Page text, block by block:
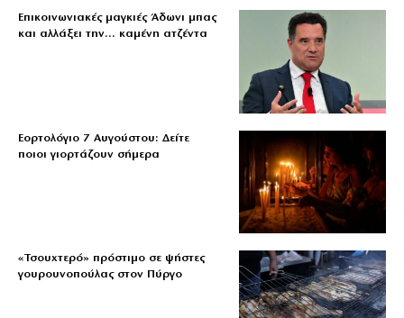
Επικοινωνιακές μαγκιές Άδωνι μπας
και αλλάξει την… καμένη ατζέντα
Εορτολόγιο 7 Αυγούστου: Δείτε
ποιοι γιορτάζουν σήμερα
«Τσουχτερό» πρόστιμο σε ψήστες
γουρουνοπούλας στον Πύργο